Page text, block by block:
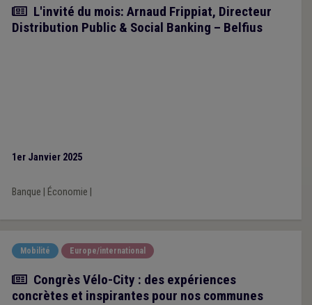
Article
L'invité du mois: Arnaud Frippiat, Directeur
Distribution Public & Social Banking – Belfius
1er Janvier 2025
Banque Économie
Mobilité Europe/international
Article
Congrès Vélo-City : des expériences
concrètes et inspirantes pour nos communes